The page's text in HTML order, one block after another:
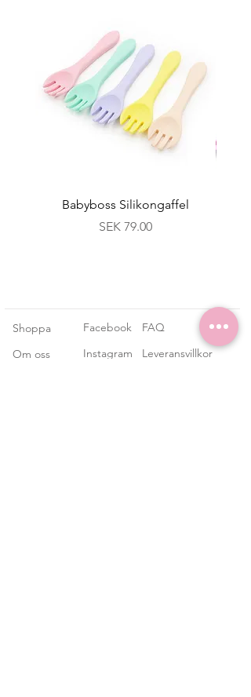
Babyboss Silikongaffel
Price
SEK 79.00
Shoppa
Om oss
Facebook
Instagram
FAQ
Leveransvillkor